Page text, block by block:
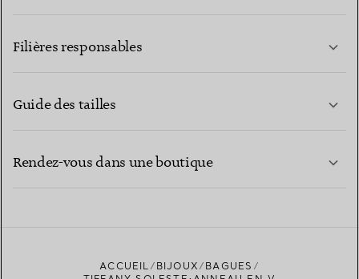
Filières responsables
Guide des tailles
Rendez-vous dans une boutique
TROUVEZ LA BOUTIQUE LA PLUS PROCHE
ACCUEIL BIJOUX
BAGUES